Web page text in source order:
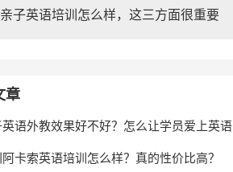
子英语培训怎么样，这三方面很重要
章
英语外教效果好不好？怎么让学员爱上英语
卡索英语培训怎么样？真的性价比高？